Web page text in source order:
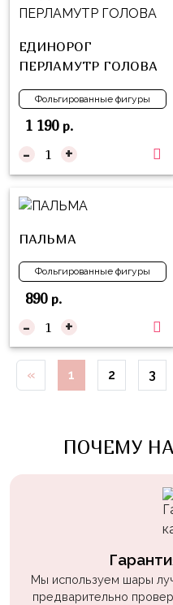
ЕДИНОРОГ
ПЕРЛАМУТР ГОЛОВА
Фольгированные фигуры
1 190р.
- +
ПАЛЬМА
Фольгированные фигуры
890р.
- +
« 1 2 3
ПОЧЕМУ
Мы используем шары
предварительно
Куклы
Для
Для
Неё
Мишка
Тедди
Транспорт
Техника
Животные
Морская
Тема
Звёздные
Войны
Трансформеры
Супергерои